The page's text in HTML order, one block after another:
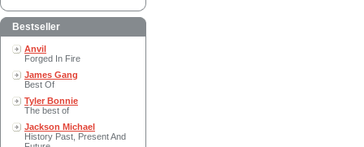
Bestseller
Anvil
Forged In Fire
James Gang
Best Of
Tyler Bonnie
The best of
Jackson Michael
History Past, Present And